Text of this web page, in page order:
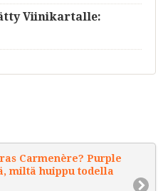
Viinikartalle:
Carmenère? Purple
miltä huippu todella